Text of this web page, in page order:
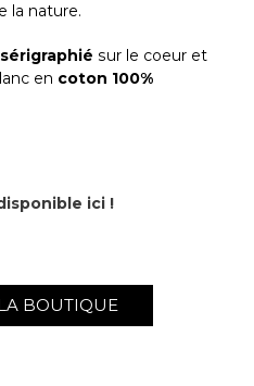
la nature.
sérigraphié sur le coeur et
en coton 100%
ici !
BOUTIQUE